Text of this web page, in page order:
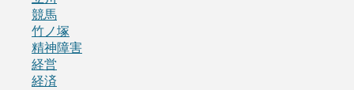
競馬
竹ノ塚
精神障害
経営
経済